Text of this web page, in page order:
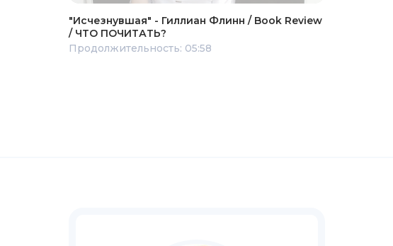
"Исчезнувшая" - Гиллиан Флинн / Book Review
/ ЧТО ПОЧИТАТЬ?
Продолжительность: 05:58